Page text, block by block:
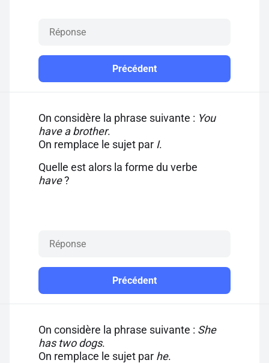
Précédent
On considère la phrase suivante : You
have a brother.
On remplace le sujet par I.
Quelle est alors la forme du verbe
have?
Précédent
On considère la phrase suivante : She
has two dogs.
On remplace le sujet par he.